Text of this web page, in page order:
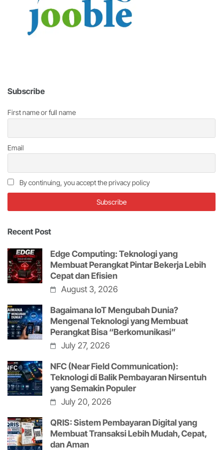
Subscribe
First name or full name
Email
By continuing, you accept the privacy policy
Recent Post
Edge Computing: Teknologi yang
Membuat Perangkat Pintar Bekerja Lebih
Cepat dan Efisien
August 3, 2026
Bagaimana IoT Mengubah Dunia?
Mengenal Teknologi yang Membuat
Perangkat Bisa “Berkomunikasi”
July 27, 2026
NFC (Near Field Communication):
Teknologi di Balik Pembayaran Nirsentuh
yang Semakin Populer
July 20, 2026
QRIS: Sistem Pembayaran Digital yang
Membuat Transaksi Lebih Mudah, Cepat,
dan Aman